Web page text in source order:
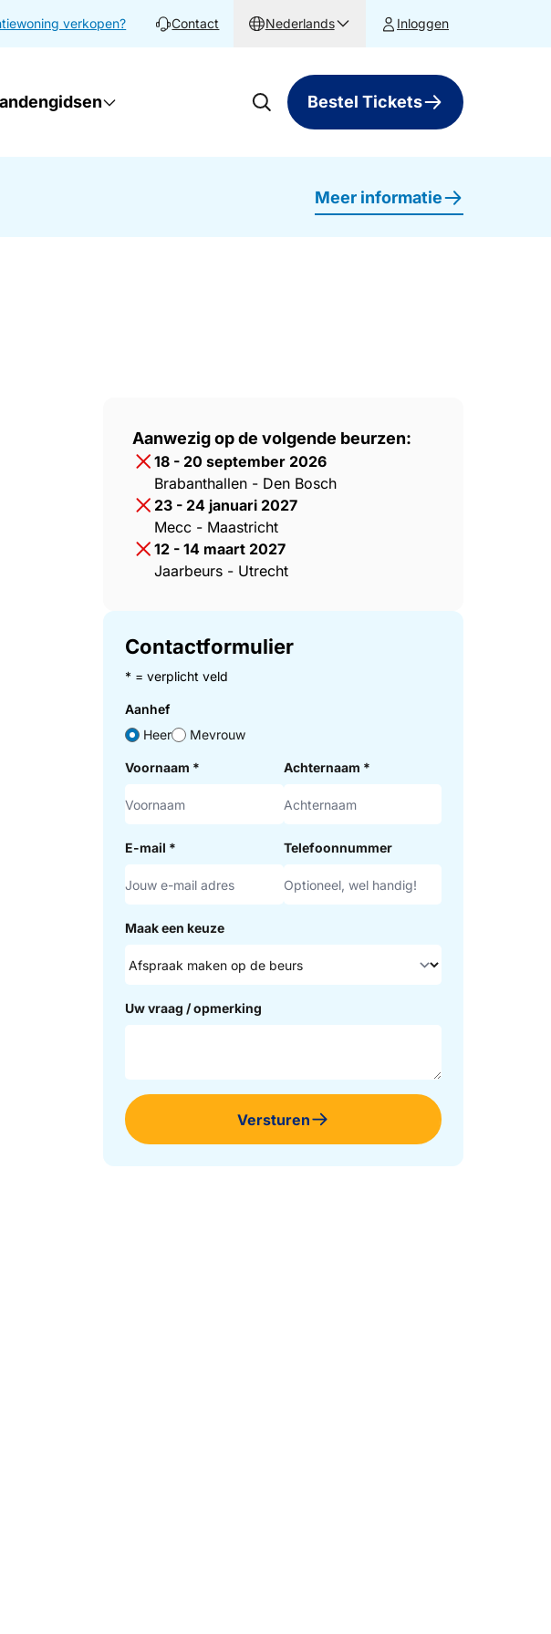
verkopen? Contact Nederlands Inloggen
Bestel Tickets
Meer informatie
Aanwezig op de volgende beurzen:
18 - 20 september 2026
Brabanthallen - Den Bosch
23 - 24 januari 2027
Mecc - Maastricht
12 - 14 maart 2027
Jaarbeurs - Utrecht
Contactformulier
* = verplicht veld
Aanhef
Heer
Mevrouw
Voornaam * Achternaam *
E-mail * Telefoonnummer
Maak een keuze
Uw vraag / opmerking
Versturen